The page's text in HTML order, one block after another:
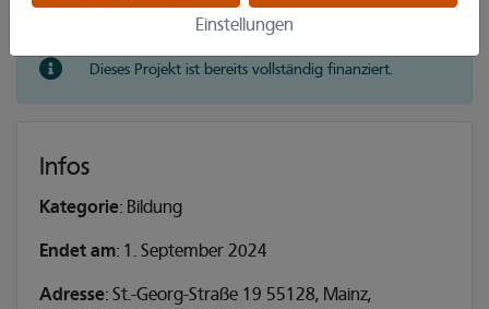
Einstellungen
Dieses Projekt ist bereits vollständig finanziert.
Infos
Kategorie: Bildung
Endet am: 1. September 2024
Adresse: St.-Georg-Straße 19 55128, Mainz,